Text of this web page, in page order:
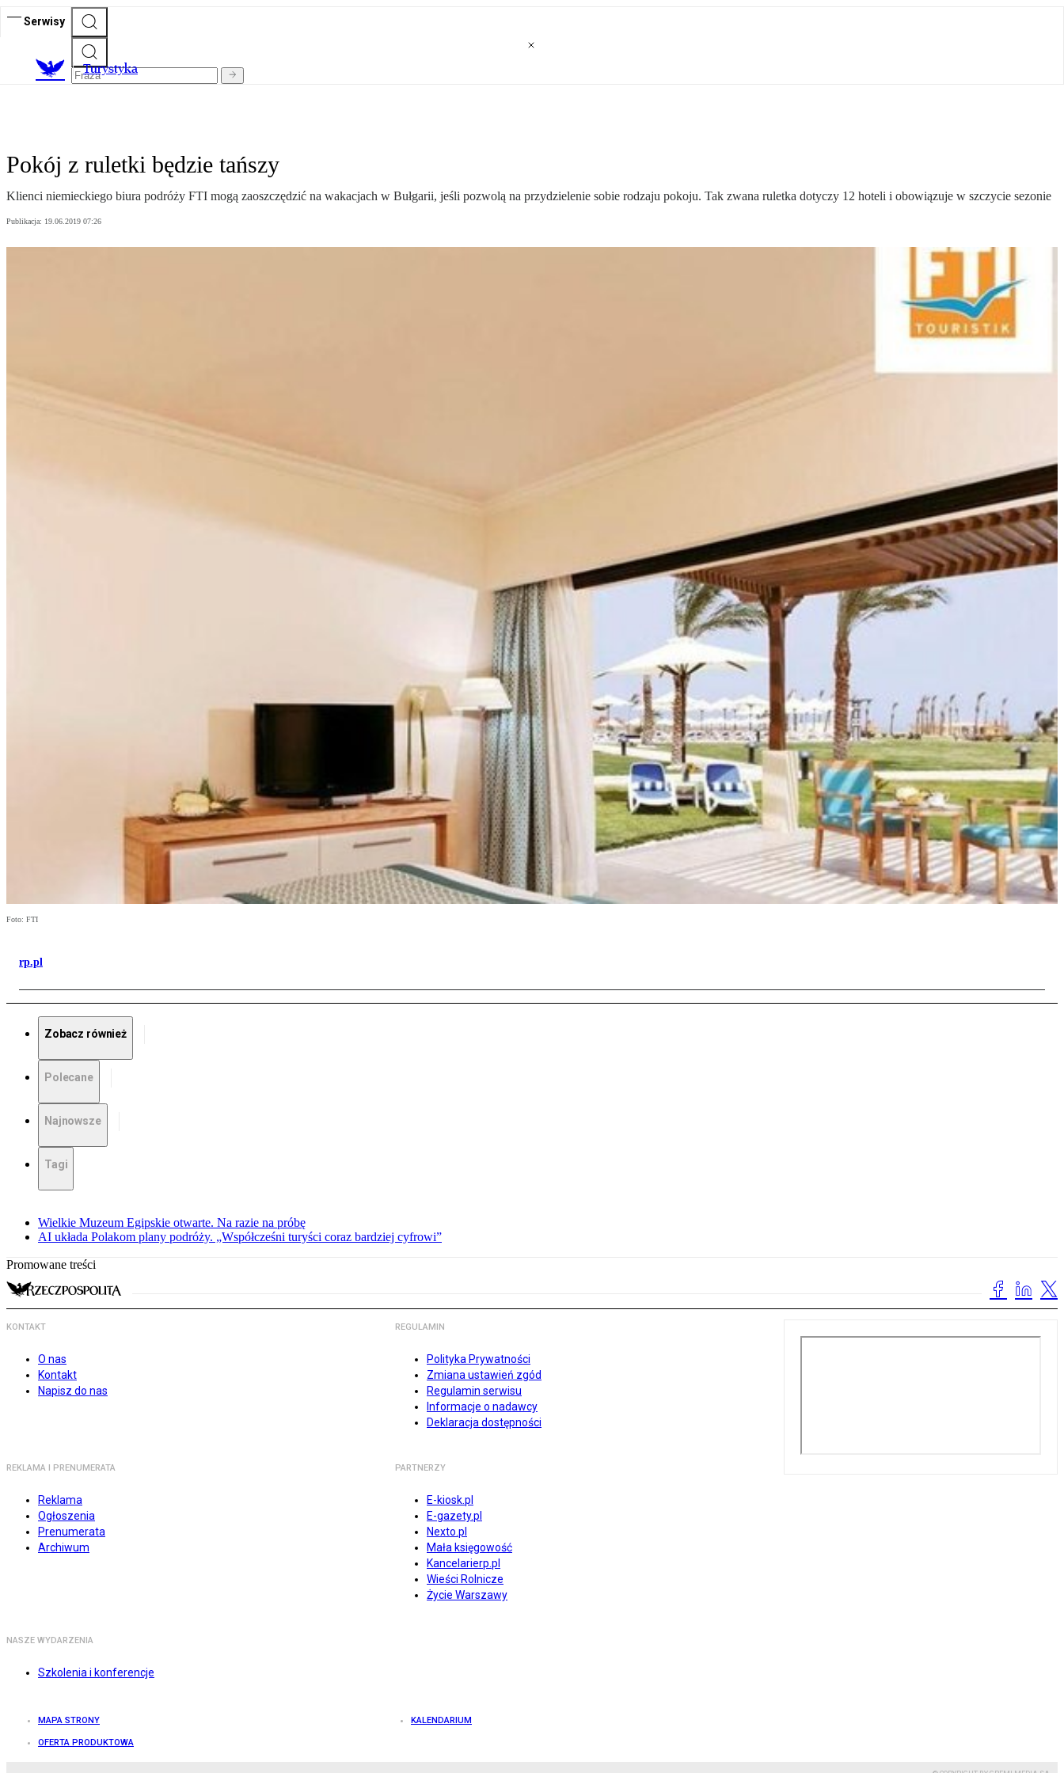
Serwisy
Turystyka
Pokój z ruletki będzie tańszy
Klienci niemieckiego biura podróży FTI mogą zaoszczędzić na wakacjach w Bułgarii, jeśli pozwolą na przydzielenie sobie rodzaju pokoju. Tak zwana ruletka dotyczy 12 hoteli i obowiązuje w szczycie sezonie
Publikacja: 19.06.2019 07:26
Foto: FTI
rp.pl
Zobacz również
Polecane
Najnowsze
Tagi
Wielkie Muzeum Egipskie otwarte. Na razie na próbę
AI układa Polakom plany podróży. „Współcześni turyści coraz bardziej cyfrowi”
Promowane treści
KONTAKT
O nas
Kontakt
Napisz do nas
REGULAMIN
Polityka Prywatności
Zmiana ustawień zgód
Regulamin serwisu
Informacje o nadawcy
Deklaracja dostępności
REKLAMA I PRENUMERATA
Reklama
Ogłoszenia
Prenumerata
Archiwum
PARTNERZY
E-kiosk.pl
E-gazety.pl
Nexto.pl
Mała księgowość
Kancelarierp.pl
Wieści Rolnicze
Życie Warszawy
NASZE WYDARZENIA
Szkolenia i konferencje
MAPA STRONY KALENDARIUM
OFERTA PRODUKTOWA